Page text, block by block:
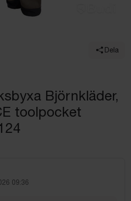
Dela
Björnkläder,
toolpocket
09:36